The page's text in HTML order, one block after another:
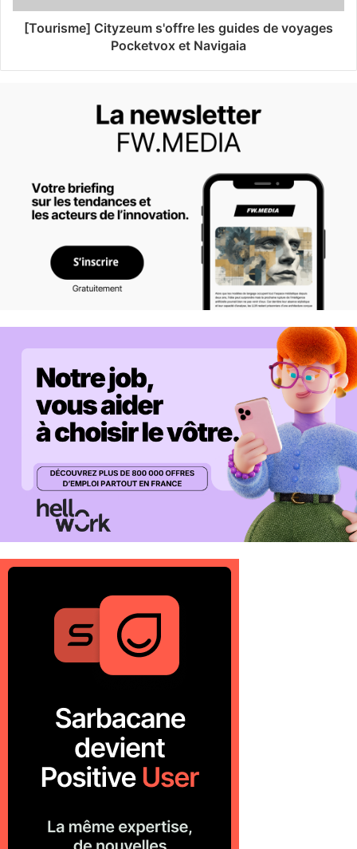
[Tourisme] Cityzeum s'offre les guides de voyages
Pocketvox et Navigaia